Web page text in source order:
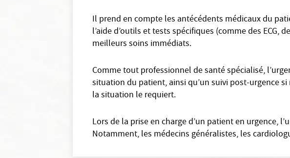
Il prend en compte les antécédents médicaux du
l’aide d’outils et tests spécifiques (comme des
meilleurs soins immédiats.
Comme tout professionnel de santé spécialisé,
situation du patient, ainsi qu’un suivi post-urgence
la situation le requiert.
Lors de la prise en charge d’un patient en urgence,
Notamment, les médecins généralistes, les